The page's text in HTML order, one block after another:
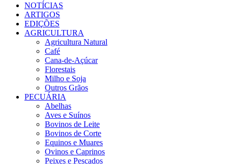
NOTÍCIAS
ARTIGOS
EDIÇÕES
AGRICULTURA
Agricultura Natural
Café
Cana-de-Açúcar
Florestais
Milho e Soja
Outros Grãos
PECUÁRIA
Abelhas
Aves e Suínos
Bovinos de Leite
Bovinos de Corte
Equinos e Muares
Ovinos e Caprinos
Peixes e Pescados